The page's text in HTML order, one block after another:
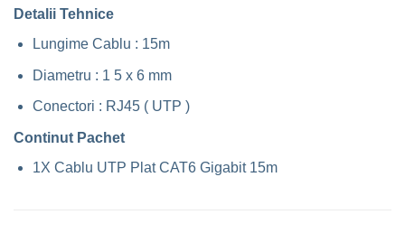
Detalii Tehnice
Lungime Cablu : 15m
Diametru : 1 5 x 6 mm
Conectori : RJ45 ( UTP )
Continut Pachet
1X Cablu UTP Plat CAT6 Gigabit 15m